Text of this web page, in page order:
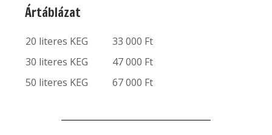
Ártáblázat
20 literes KEG
33 000 Ft
30 literes KEG
47 000 Ft
50 literes KEG
67 000 Ft